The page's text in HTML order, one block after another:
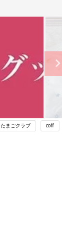
たまごクラブ coff